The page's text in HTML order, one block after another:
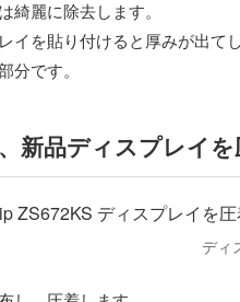
綺麗に除去します。
イを貼り付けると厚みが出て
分です。
新品ディスプレイ
ディ